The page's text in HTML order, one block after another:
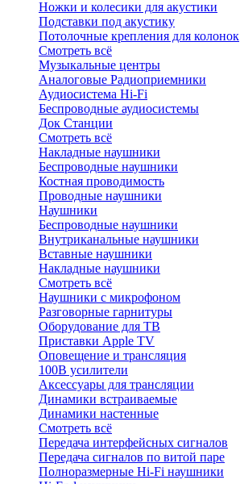
Ножки и колесики для акустики
Подставки под акустику
Потолочные крепления для колонок
Смотреть всё
Музыкальные центры
Аналоговые Радиоприемники
Аудиосистема Hi-Fi
Беспроводные аудиосистемы
Док Станции
Смотреть всё
Накладные наушники
Беспроводные наушники
Костная проводимость
Проводные наушники
Наушники
Беспроводные наушники
Внутриканальные наушники
Вставные наушники
Накладные наушники
Смотреть всё
Наушники с микрофоном
Разговорные гарнитуры
Оборудование для ТВ
Приставки Apple TV
Оповещение и трансляция
100В усилители
Аксессуары для трансляции
Динамики встраиваемые
Динамики настенные
Смотреть всё
Передача интерфейсных сигналов
Передача сигналов по витой паре
Полноразмерные Hi-Fi наушники